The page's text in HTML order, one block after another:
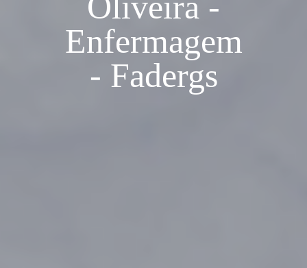
Enfermagem
- Fadergs